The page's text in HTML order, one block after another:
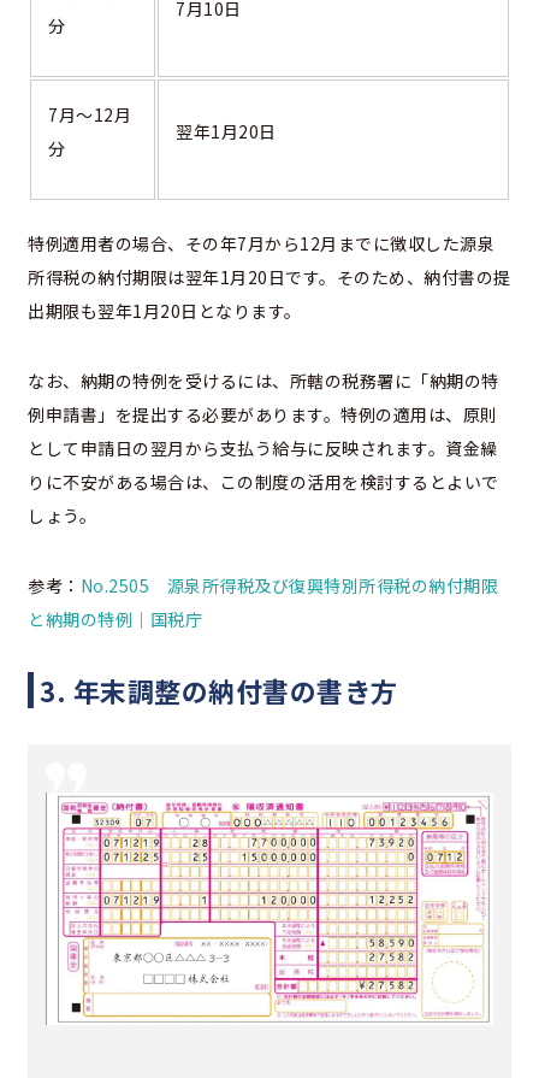
分
7月10日
7月～12月
分
翌年1月20日
特例適用者の場合、その年7月から12月までに徴収した源泉
所得税の納付期限は翌年1月20日です。そのため、納付書の提
出期限も翌年1月20日となります。
なお、納期の特例を受けるには、所轄の税務署に「納期の特
例申請書」を提出する必要があります。特例の適用は、原則
として申請日の翌月から支払う給与に反映されます。資金繰
りに不安がある場合は、この制度の活用を検討するとよいで
しょう。
参考： No.2505 源泉所得税及び復興特別所得税の納付期限
と納期の特例｜国税庁
3. 年末調整の納付書の書き方